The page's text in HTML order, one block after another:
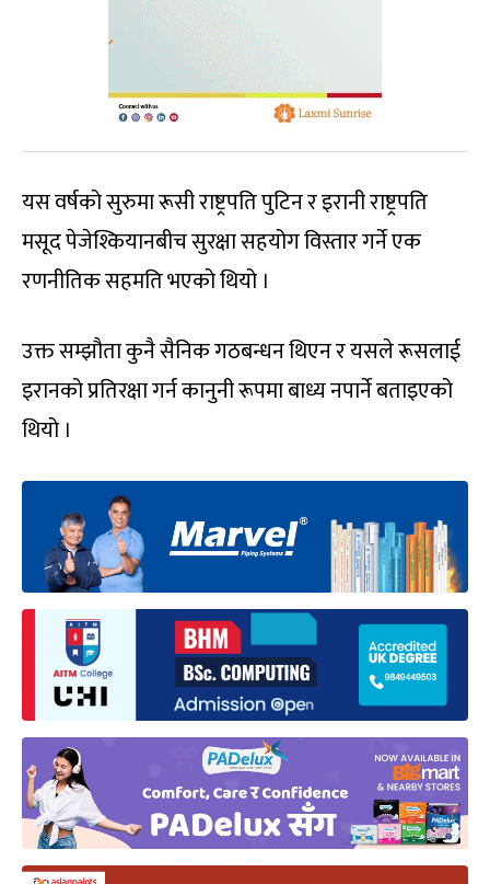
यस वर्षको सुरुमा रूसी राष्ट्रपति पुटिन र इरानी राष्ट्रपति
मसूद पेजेश्कियानबीच सुरक्षा सहयोग विस्तार गर्ने एक
रणनीतिक सहमति भएको थियो ।
उक्त सम्झौता कुनै सैनिक गठबन्धन थिएन र यसले रूसलाई
इरानको प्रतिरक्षा गर्न कानुनी रूपमा बाध्य नपार्ने बताइएको
थियो ।